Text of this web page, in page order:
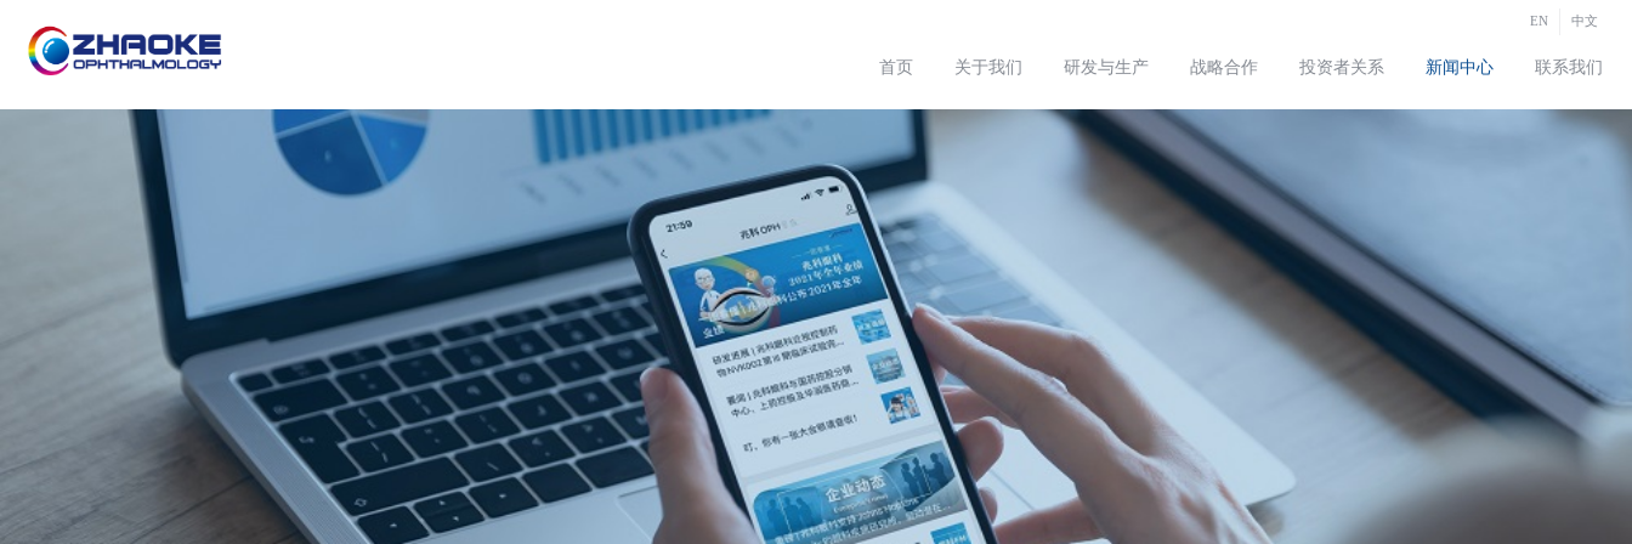
EN 中文
首页 关于我们 研发与生产 战略合作 投资者关系 新闻中心 联系我们